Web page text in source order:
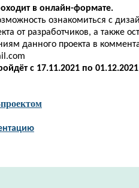
в онлайн-формате.
ознакомиться с
от разработчиков, а также
данного проекта в
с 17.11.2021 по 01.12.2021